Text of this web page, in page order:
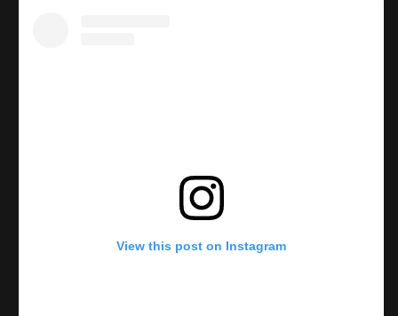
View this post on Instagram